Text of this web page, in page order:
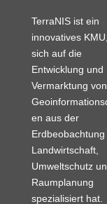
TerraNIS ist ein
innovatives
sich auf die
Entwicklung und
Vermarktung von
en aus der
Erdbeobachtung
Landwirtschaft,
Umweltschutz
Raumplanung
spezialisiert hat.